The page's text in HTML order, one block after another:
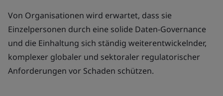
Von Organisationen wird erwartet, dass sie
Einzelpersonen durch eine solide Daten-Governance
und die Einhaltung sich ständig weiterentwickelnder,
komplexer globaler und sektoraler regulatorischer
Anforderungen vor Schaden schützen.